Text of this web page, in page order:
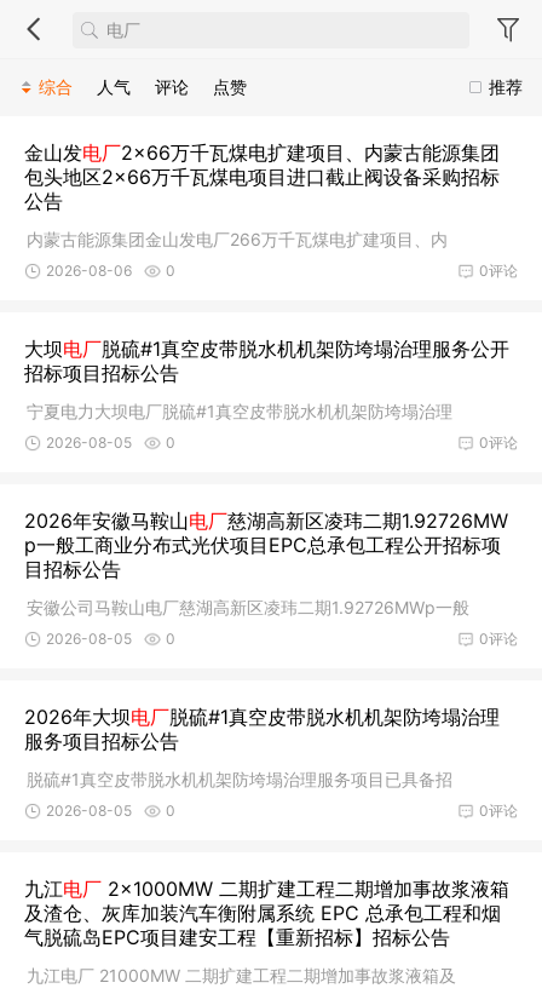
推荐
综合 人气 评论 点赞
金山发电厂2×66万千瓦煤电扩建项目、内蒙古能源集团
包头地区2×66万千瓦煤电项目进口截止阀设备采购招标
公告
内蒙古能源集团金山发电厂266万千瓦煤电扩建项目、内
0评论
2026-08-06 0
大坝电厂脱硫#1真空皮带脱水机机架防垮塌治理服务公开
招标项目招标公告
宁夏电力大坝电厂脱硫#1真空皮带脱水机机架防垮塌治理
0评论
2026-08-05 0
2026年安徽马鞍山电厂慈湖高新区凌玮二期1.92726MW
p一般工商业分布式光伏项目EPC总承包工程公开招标项
目招标公告
安徽公司马鞍山电厂慈湖高新区凌玮二期1.92726MWp一般
0评论
2026-08-05 0
2026年大坝电厂脱硫#1真空皮带脱水机机架防垮塌治理
服务项目招标公告
脱硫#1真空皮带脱水机机架防垮塌治理服务项目已具备招
0评论
2026-08-05 0
九江电厂 2×1000MW 二期扩建工程二期增加事故浆液箱
及渣仓、灰库加装汽车衡附属系统 EPC 总承包工程和烟
气脱硫岛EPC项目建安工程【重新招标】招标公告
九江电厂 21000MW 二期扩建工程二期增加事故浆液箱及